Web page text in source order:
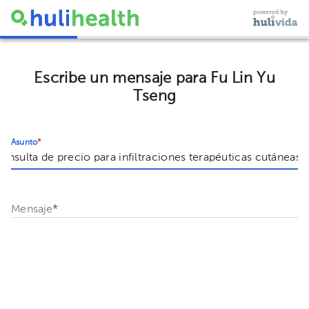
Escribe un mensaje para Fu Lin Yu
Tseng
Asunto*
Mensaje*